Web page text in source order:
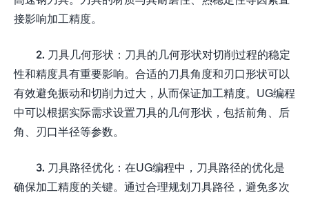
接影响加工精度。
2. 刀具几何形状：刀具的几何形状对切削过程的稳定
性和精度具有重要影响。合适的刀具角度和刃口形状可以
有效避免振动和切削力过大，从而保证加工精度。UG编程
中可以根据实际需求设置刀具的几何形状，包括前角、后
角、刃口半径等参数。
3. 刀具路径优化：在UG编程中，刀具路径的优化是
确保加工精度的关键。通过合理规划刀具路径，避免多次